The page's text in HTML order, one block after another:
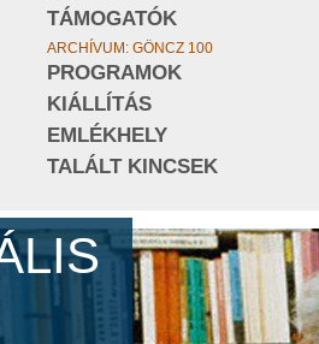
TÁMOGATÓK
ARCHÍVUM: GÖNCZ 100
PROGRAMOK
KIÁLLÍTÁS
EMLÉKHELY
TALÁLT KINCSEK